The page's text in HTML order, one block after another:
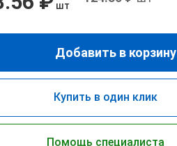
шт
Добавить в корзину
Купить в один клик
Помощь специалиста